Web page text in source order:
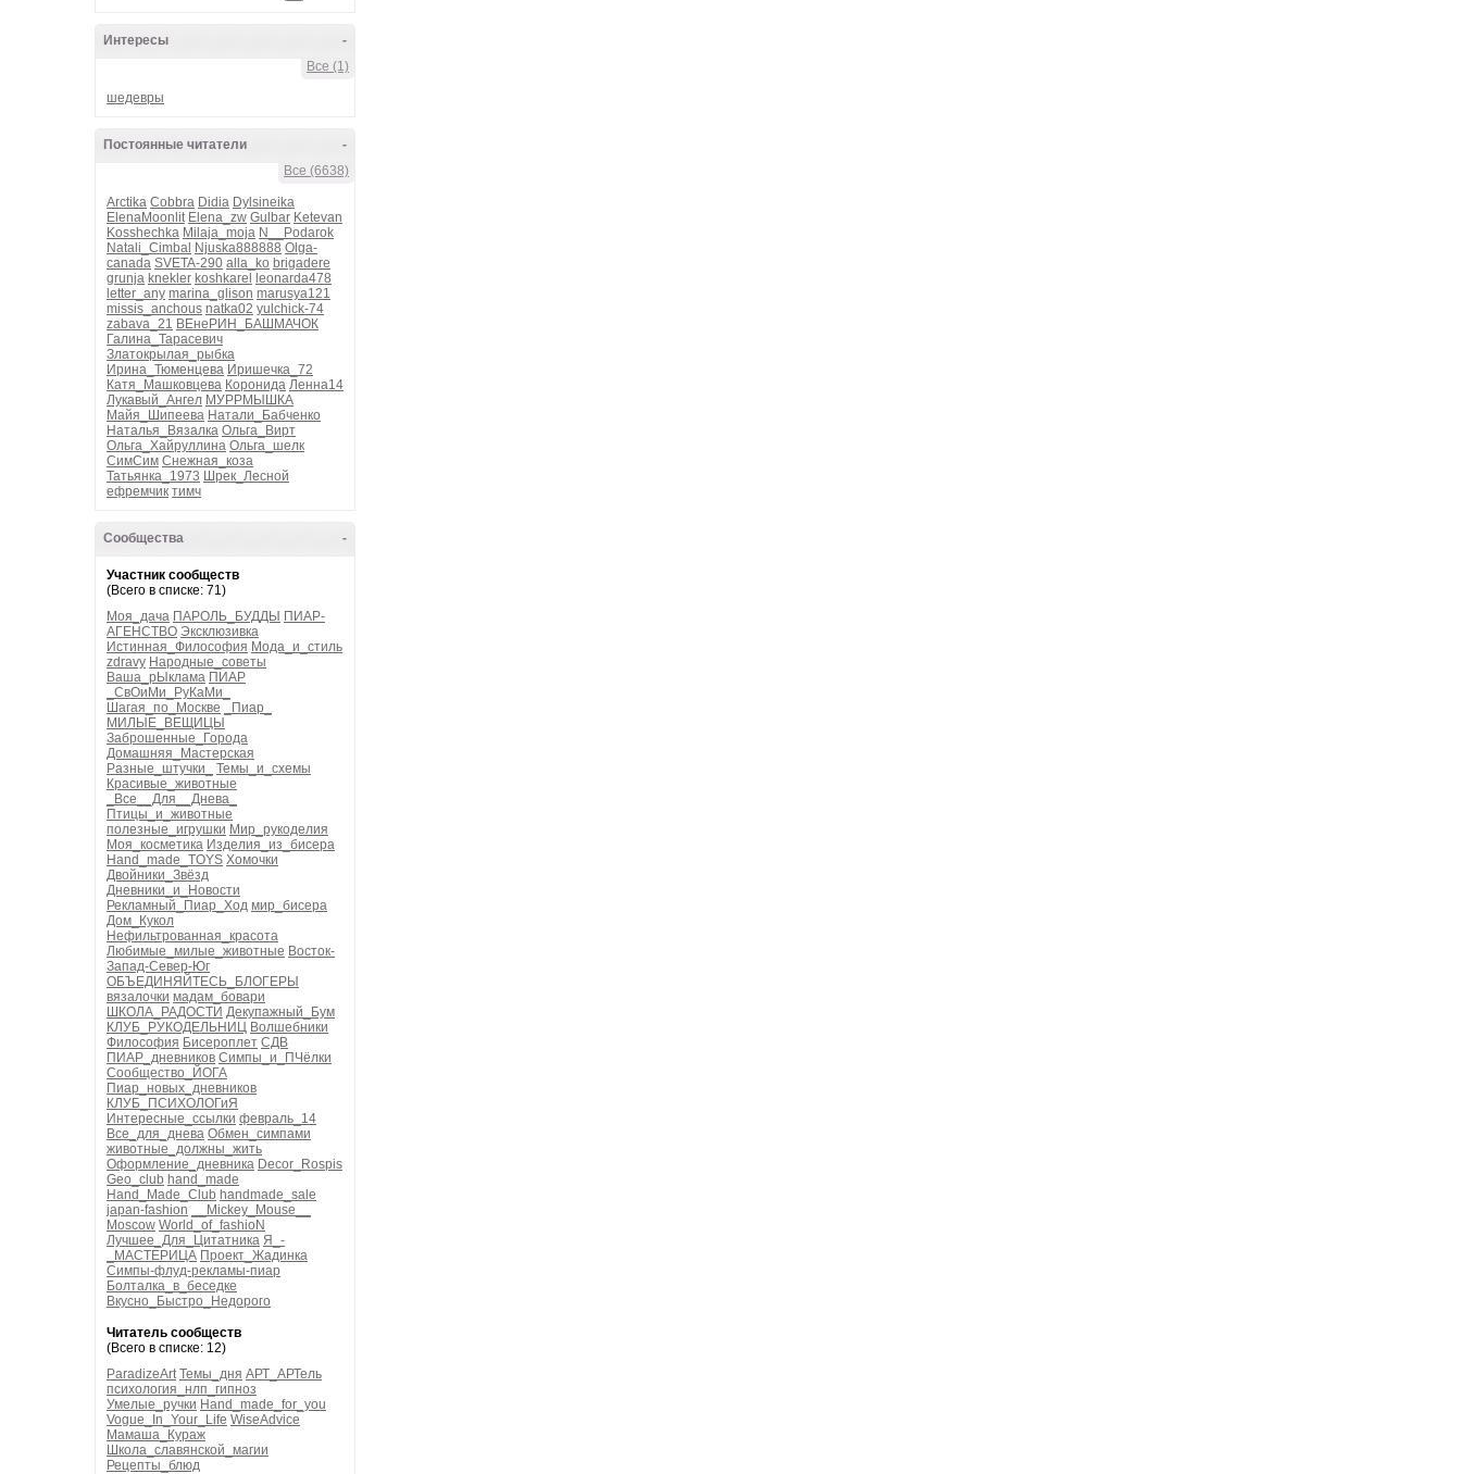
-
Интересы
Все (1)
шедевры
-
Постоянные читатели
Все (6638)
Arctika Cobbra Didia Dylsineika
ElenaMoonlit Elena_zw Gulbar Ketevan
Kosshechka Milaja_moja N__Podarok
Natali_Cimbal Njuska888888 Olga-
canada SVETA-290 alla_ko brigadere
grunja knekler koshkarel
leonarda478
letter_any marina_glison marusya121
missis_anchous natka02 yulchick-74
zabava_21 ВЕнеРИН_БАШМАЧОК
Галина_Тарасевич
Златокрылая_рыбка
Ирина_Тюменцева Иришечка_72
Катя_Машковцева Коронида Ленна14
Лукавый_Ангел МУРРМЫШКА
Майя_Шипеева Натали_Бабченко
Наталья_Вязалка Ольга_Вирт
Ольга_Хайруллина Ольга_шелк
СимСим Снежная_коза
Татьянка_1973 Шрек_Лесной
ефремчик тимч
-
Сообщества
Участник сообществ
(Всего в списке: 71)
Моя_дача ПАРОЛЬ_БУДДЫ ПИАР-
АГЕНСТВО Эксклюзивка
Истинная_Философия Мода_и_стиль
zdravy Народные_советы
Ваша_рЫклама ПИАР
_СвОиМи_РуКаМи_
Шагая_по_Москве
_Пиар_
МИЛЫЕ_ВЕЩИЦЫ
Заброшенные_Города
Домашняя_Мастерская
Разные_штучки_
Темы_и_схемы
Красивые_животные
_Все__Для__Днева_
Птицы_и_животные
полезные_игрушки Мир_рукоделия
Моя_косметика Изделия_из_бисера
Hand_made_TOYS Хомочки
Двойники_Звёзд
Дневники_и_Новости
Рекламный_Пиар_Ход мир_бисера
Дом_Кукол
Нефильтрованная_красота
Любимые_милые_животные Восток-
Запад-Север-Юг
ОБЪЕДИНЯЙТЕСЬ_БЛОГЕРЫ
вязалочки мадам_бовари
ШКОЛА_РАДОСТИ Декупажный_Бум
КЛУБ_РУКОДЕЛЬНИЦ Волшебники
Философия Бисероплет СДВ
ПИАР_дневников Симпы_и_ПЧёлки
Сообщество_ЙОГА
Пиар_новых_дневников
КЛУБ_ПСИХОЛОГиЯ
Интересные_ссылки февраль_14
Все_для_днева Обмен_симпами
животные_должны_жить
Оформление_дневника Decor_Rospis
Geo_club hand_made
Hand_Made_Club handmade_sale
japan-fashion
__Mickey_Mouse__
Moscow World_of_fashioN
Лучшее_Для_Цитатника Я_-
_МАСТЕРИЦА Проект_Жадинка
Симпы-флуд-рекламы-пиар
Болталка_в_беседке
Вкусно_Быстро_Недорого
Читатель сообществ
(Всего в списке: 12)
ParadizeArt Темы_дня АРТ_АРТель
психология_нлп_гипноз
Умелые_ручки Hand_made_for_you
Vogue_In_Your_Life WiseAdvice
Мамаша_Кураж
Школа_славянской_магии
Рецепты_блюд